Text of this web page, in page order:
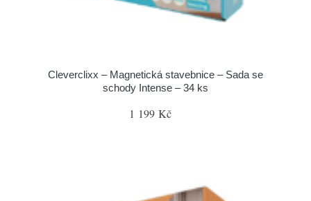
Cleverclixx – Magnetická stavebnice – Sada se
schody Intense – 34 ks
1 199 Kč